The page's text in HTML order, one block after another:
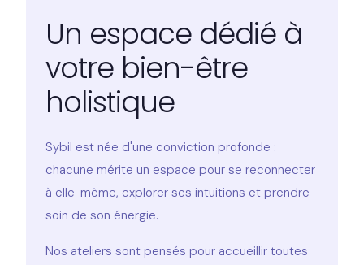
Un espace dédié à
votre bien-être
holistique
Sybil est née d'une conviction profonde :
chacune mérite un espace pour se reconnecter
à elle-même, explorer ses intuitions et prendre
soin de son énergie.
Nos ateliers sont pensés pour accueillir toutes